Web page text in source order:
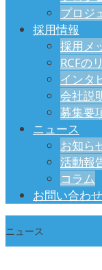
プロジ
採用情報
採用メ
RCFの
インタ
会社説
募集要
ニュース
お知ら
活動報
コラム
お問い合わせ
ニュース